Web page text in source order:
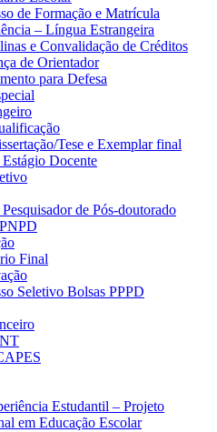
de Formação e Matrícula
– Língua Estrangeira
e Convalidação de Créditos
de Orientador
para Defesa
Tese e Exemplar final
Docente
de Pós-doutorado
Final
Seletivo Bolsas PPPD
Estudantil – Projeto
em Educação Escolar